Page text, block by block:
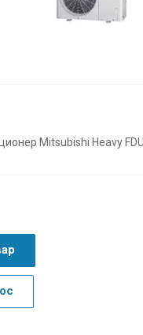
Mitsubishi Heavy